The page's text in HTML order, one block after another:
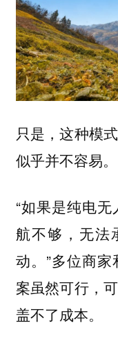
只是，这种模
似乎并不容易。
“如果是纯电
航不够，无法
动。”多位商
案虽然可行，
盖不了成本。